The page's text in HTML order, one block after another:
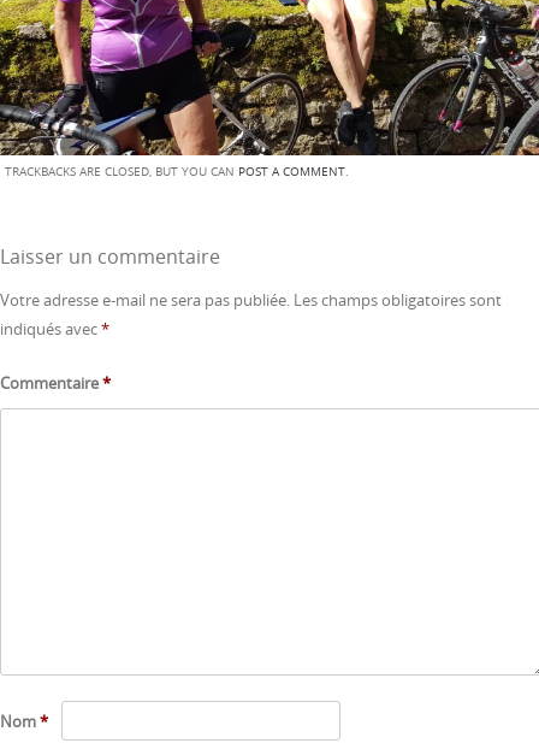
TRACKBACKS ARE CLOSED, BUT YOU CAN POST A COMMENT.
Laisser un commentaire
Votre adresse e-mail ne sera pas publiée. Les champs obligatoires sont
indiqués avec*
Commentaire*
Nom*